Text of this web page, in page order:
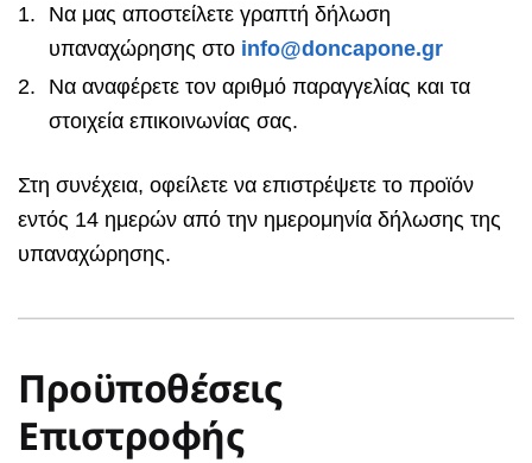
Να μας αποστείλετε γραπτή δήλωση
υπαναχώρησης στο info@doncapone.gr
Να αναφέρετε τον αριθμό παραγγελίας και τα
στοιχεία επικοινωνίας σας.
Στη συνέχεια, οφείλετε να επιστρέψετε το προϊόν
εντός 14 ημερών από την ημερομηνία δήλωσης της
υπαναχώρησης.
Προϋποθέσεις
Επιστροφής